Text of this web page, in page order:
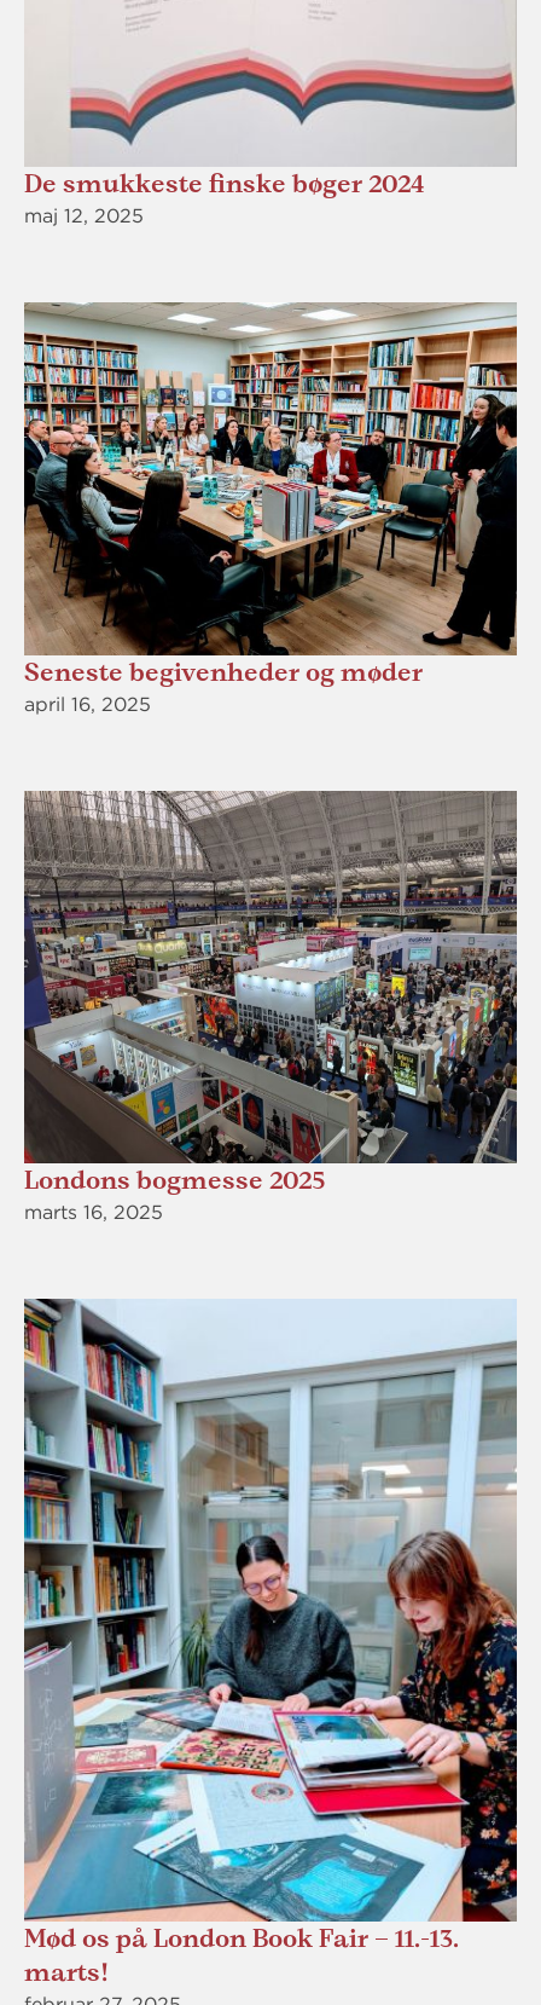
De smukkeste finske bøger 2024
maj 12, 2025
Seneste begivenheder og møder
april 16, 2025
Londons bogmesse 2025
marts 16, 2025
Mød os på London Book Fair – 11.-13.
marts!